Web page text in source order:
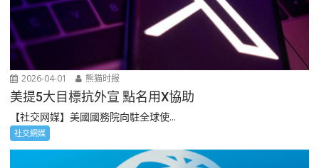
2026-04-01 熊猫时报
美提5大目標抗外宣 點名用X協助
【社交网媒】美國國務院向駐全球使...
社交網媒